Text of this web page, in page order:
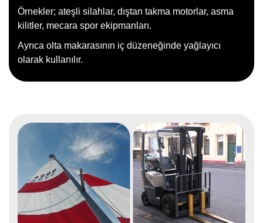
Örnekler; ateşli silahlar, dıştan takma motorlar, asma
kilitler, mecara spor ekipmanları.
Ayrıca olta makarasının iç düzeneğinde yağlayıcı
olarak kullanılır.